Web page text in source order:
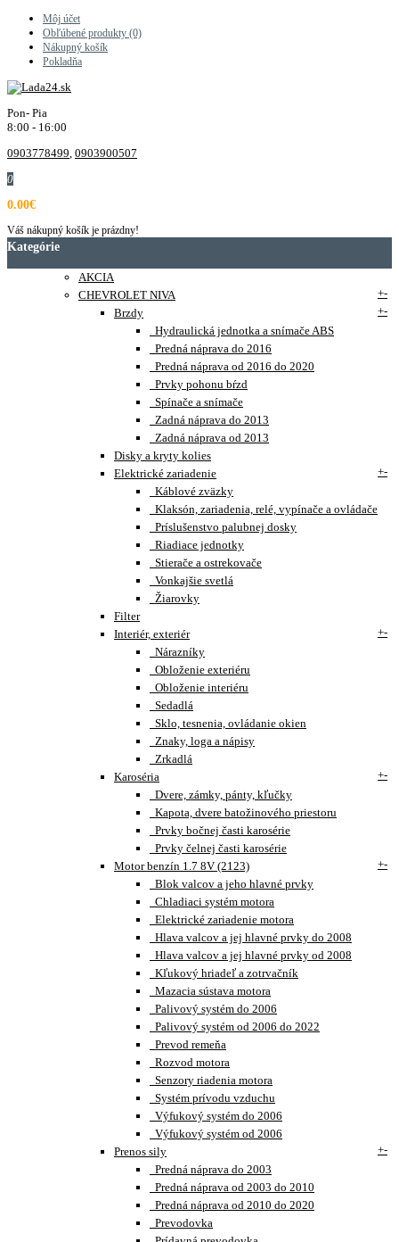
Môj účet
Obľúbené produkty (0)
Nákupný košík
Pokladňa
Pon- Pia
8:00 - 16:00
0903778499, 0903900507
0
0.00€
Váš nákupný košík je prázdny!
Kategórie
AKCIA
CHEVROLET NIVA
+-
Brzdy
+-
Hydraulická jednotka a snímače ABS
Predná náprava do 2016
Predná náprava od 2016 do 2020
Prvky pohonu bŕzd
Spínače a snímače
Zadná náprava do 2013
Zadná náprava od 2013
Disky a kryty kolies
Elektrické zariadenie
+-
Káblové zväzky
Klaksón, zariadenia, relé, vypínače a ovládače
Príslušenstvo palubnej dosky
Riadiace jednotky
Stierače a ostrekovače
Vonkajšie svetlá
Žiarovky
Filter
Interiér, exteriér
+-
Nárazníky
Obloženie exteriéru
Obloženie interiéru
Sedadlá
Sklo, tesnenia, ovládanie okien
Znaky, loga a nápisy
Zrkadlá
Karoséria
+-
Dvere, zámky, pánty, kľučky
Kapota, dvere batožinového priestoru
Prvky bočnej časti karosérie
Prvky čelnej časti karosérie
Motor benzín 1.7 8V (2123)
+-
Blok valcov a jeho hlavné prvky
Chladiaci systém motora
Elektrické zariadenie motora
Hlava valcov a jej hlavné prvky do 2008
Hlava valcov a jej hlavné prvky od 2008
Kľukový hriadeľ a zotrvačník
Mazacia sústava motora
Palivový systém do 2006
Palivový systém od 2006 do 2022
Prevod remeňa
Rozvod motora
Senzory riadenia motora
Systém prívodu vzduchu
Výfukový systém do 2006
Výfukový systém od 2006
Prenos sily
+-
Predná náprava do 2003
Predná náprava od 2003 do 2010
Predná náprava od 2010 do 2020
Prevodovka